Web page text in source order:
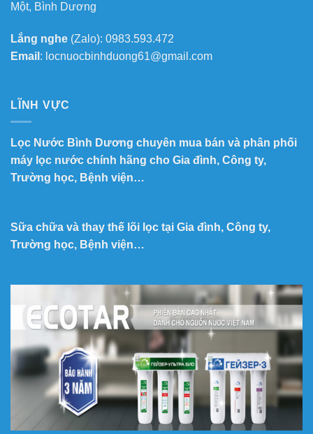
Một, Bình Dương
Lắng nghe (Zalo): 0983.593.472
Email : locnuocbinhduong61@gmail.com
LĨNH VỰC
Lọc Nước Bình Dương chuyên mua bán và phân phối
máy lọc nước chính hãng cho Gia đình, Công ty,
Trường học, Bệnh viện…
Sữa chữa và thay thế lõi lọc tại Gia đình, Công ty,
Trường học, Bệnh viện…